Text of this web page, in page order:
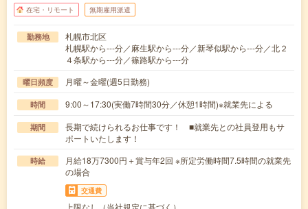
在宅・リモート 無期雇用派遣
勤務地
札幌市北区
札幌駅から---分／麻生駅から---分／新琴似駅から---分／北２
４条駅から---分／篠路駅から---分
曜日頻度 月曜～金曜(週5日勤務)
時間 9:00～17:30(実働7時間30分／休憩1時間)※就業先による
期間
長期で続けられるお仕事です！ ■就業先との社員登用もサ
ポートいたします！
時給
月給18万7300円＋賞与年2回 ※所定労働時間7.5時間の就業先
の場合
交通費
上限なし（当社規定に基づく）